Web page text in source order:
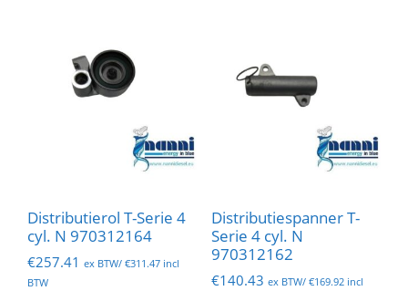
Distributierol T-Serie 4
cyl. N 970312164
€257.41 ex BTW/ €311.47 incl
BTW
Distributiespanner T-
Serie 4 cyl. N
970312162
€140.43 ex BTW/ €169.92incl